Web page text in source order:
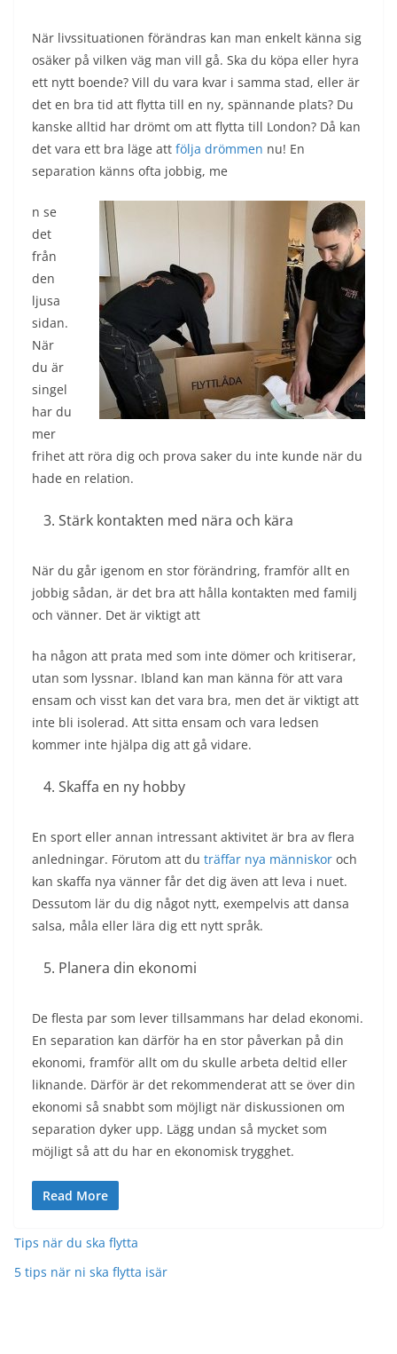
När livssituationen förändras kan man enkelt känna sig
osäker på vilken väg man vill gå. Ska du köpa eller hyra
ett nytt boende? Vill du vara kvar i samma stad, eller är
det en bra tid att flytta till en ny, spännande plats? Du
kanske alltid har drömt om att flytta till London? Då kan
det vara ett bra läge att följa drömmen nu! En
separation känns ofta jobbig, me
n se
det
från
den
ljusa
sidan.
När
du är
singel
har du
mer
frihet att röra dig och prova saker du inte kunde när du
hade en relation.
Stärk kontakten med nära och kära
När du går igenom en stor förändring, framför allt en
jobbig sådan, är det bra att hålla kontakten med familj
och vänner. Det är viktigt att
ha någon att prata med som inte dömer och kritiserar,
utan som lyssnar. Ibland kan man känna för att vara
ensam och visst kan det vara bra, men det är viktigt att
inte bli isolerad. Att sitta ensam och vara ledsen
kommer inte hjälpa dig att gå vidare.
Skaffa en ny hobby
En sport eller annan intressant aktivitet är bra av flera
anledningar. Förutom att du träffar nya människor och
kan skaffa nya vänner får det dig även att leva i nuet.
Dessutom lär du dig något nytt, exempelvis att dansa
salsa, måla eller lära dig ett nytt språk.
Planera din ekonomi
De flesta par som lever tillsammans har delad ekonomi.
En separation kan därför ha en stor påverkan på din
ekonomi, framför allt om du skulle arbeta deltid eller
liknande. Därför är det rekommenderat att se över din
ekonomi så snabbt som möjligt när diskussionen om
separation dyker upp. Lägg undan så mycket som
möjligt så att du har en ekonomisk trygghet.
Read More
Tips när du ska flytta
5 tips när ni ska flytta isär